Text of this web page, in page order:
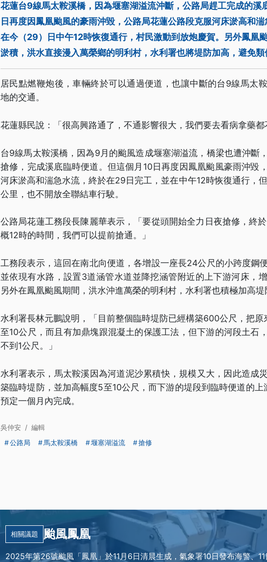
花蓮台9線馬太鞍溪橋，因為堰塞湖溢流沖斷，公路局趕工完成的溪
日再度因鳳凰颱風的豪雨沖毀，公路局花蓮公路段克服河床淤高和
在今（29）日中午12時恢復通行，村民激動到放炮慶賀。另外鳳凰
淤積，洪水直接漫入萬榮鄉的明利村，水利署也將堤防加高，避免類
居民點燃鞭炮後，車輛終於可以通過便道，也讓中斷的台9線馬太
地的交通。
花蓮縣民說：「很高興路通了，不通影響很大，我們要去看病拿藥都
台9線馬太鞍溪橋，因為9月的颱風造成堰塞湖溢流，橋梁也遭沖斷
搶修，完成溪底臨時便道。但這個月10日再度因鳳凰颱風豪雨沖毀
河床淤高和湍急水流，終於在29日完工，並在中午12時恢復通行，
公里，也不開放全聯結車行駛。
公路局花蓮工務段長陳麗華表示，「要從頭開始全力日夜搶修，終
概12時的時間，我們可以提前搶通。」
工務段表示，這回在南北向便道，各增設一座長24公尺的小跨度鋼
並依現有水路，設置3道涵管水道並降挖涵管附近的上下游河床，
另外在鳳凰颱風期間，洪水沖進萬榮的明利村，水利署也積極加高堤
水利署長林元鵬說明，「目前整個臨時堤防已經構築600公尺，把
至10公尺，而且有加鼎塊跟混凝土的保護工法，但下游的河段土石
不到1公尺。」
水利署表示，馬太鞍溪因為河道泥沙累積快，規模又大，因此造成
築臨時堤防，並加高幅度5至10公尺，而下游的堤段到臨時便道的上
預定一個月內完成。
吳仲安 / 編輯
公路局
馬太鞍溪橋 堰塞湖溢流 搶修
相關議題 颱風鳳凰
2025年第26號颱風「鳳凰」於11月6日清晨生成，氣象署10日發布海警、